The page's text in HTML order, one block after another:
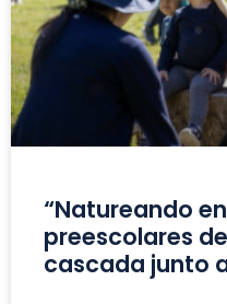
“Natureando
preescolares
cascada junto